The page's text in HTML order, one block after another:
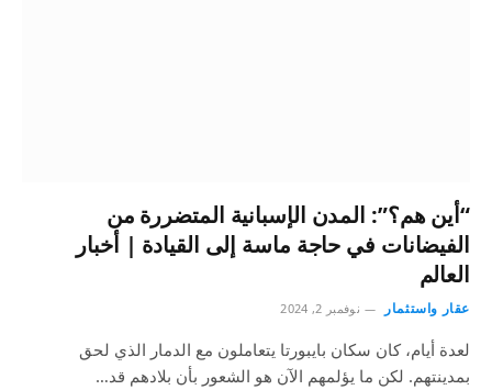
“أين هم؟”: المدن الإسبانية المتضررة من
الفيضانات في حاجة ماسة إلى القيادة | أخبار
العالم
عقار واستثمار نوفمبر 2, 2024
لعدة أيام، كان سكان بايبورتا يتعاملون مع الدمار الذي لحق
بمدينتهم. لكن ما يؤلمهم الآن هو الشعور بأن بلادهم قد…